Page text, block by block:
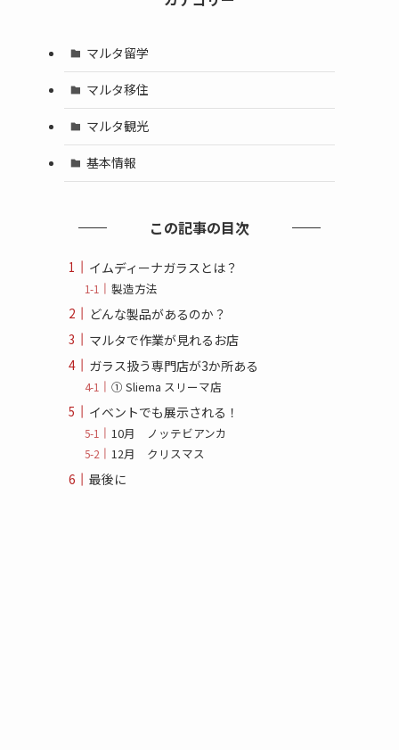
マルタ留学
マルタ移住
マルタ観光
基本情報
この記事の目次
イムディーナガラスとは？
製造方法
どんな製品があるのか？
マルタで作業が見れるお店
ガラス扱う専門店が3か所ある
① Sliema スリーマ店
イベントでも展示される！
10月 ノッテビアンカ
12月 クリスマス
最後に